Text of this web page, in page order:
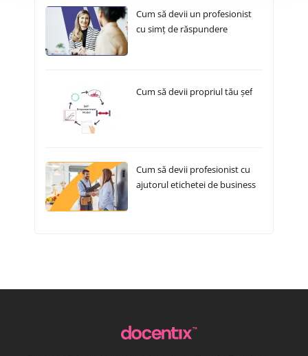
Cum să devii un profesionist
cu simț de răspundere
Cum să devii propriul tău șef
Cum să devii profesionist cu
ajutorul etichetei de business